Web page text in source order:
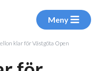
Meny
klar för Västgöta Open